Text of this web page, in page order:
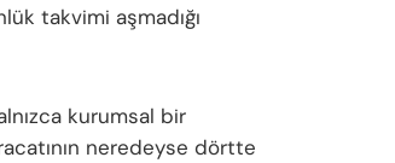
takvimi aşmadığı
kurumsal bir
neredeyse dörtte